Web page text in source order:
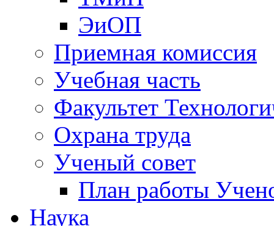
ЭиОП
Приемная комиссия
Учебная часть
Факультет
Охрана труда
Ученый совет
План работы
Наука